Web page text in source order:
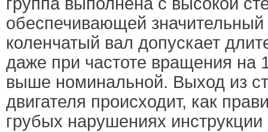
обеспечивающей
коленчатый вал допускает
даже при частоте вращения на
выше номинальной. Выход из
двигателя происходит, как
грубых нарушениях инструкции